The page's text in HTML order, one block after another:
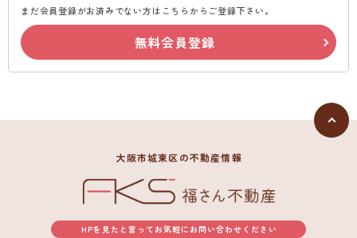
まだ会員登録がお済みでない方はこちらからご登録下さい。
無料会員登録
大阪市城東区の不動産情報
HPを見たと言ってお気軽にお問い合わせください